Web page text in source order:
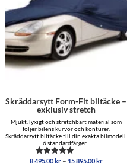
Skräddarsytt Form-Fit biltäcke –
exklusiv stretch
Mjukt, lyxigt och stretchbart material som
följer bilens kurvor och konturer.
Skräddarsytt biltäcke till din exakta bilmodell.
6 standardfärger...
Betygsatt
8,495.00kr – 15,895.00kr